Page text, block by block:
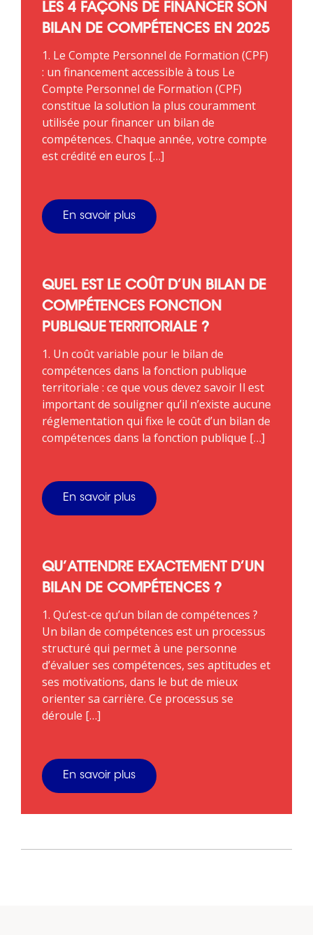
LES 4 FAÇONS DE FINANCER SON
BILAN DE COMPÉTENCES EN 2025
1. Le Compte Personnel de Formation (CPF)
: un financement accessible à tous Le
Compte Personnel de Formation (CPF)
constitue la solution la plus couramment
utilisée pour financer un bilan de
compétences. Chaque année, votre compte
est crédité en euros […]
En savoir plus
QUEL EST LE COÛT D’UN BILAN DE
COMPÉTENCES FONCTION
PUBLIQUE TERRITORIALE ?
1. Un coût variable pour le bilan de
compétences dans la fonction publique
territoriale : ce que vous devez savoir Il est
important de souligner qu’il n’existe aucune
réglementation qui fixe le coût d’un bilan de
compétences dans la fonction publique […]
En savoir plus
QU’ATTENDRE EXACTEMENT D’UN
BILAN DE COMPÉTENCES ?
1. Qu’est-ce qu’un bilan de compétences ?
Un bilan de compétences est un processus
structuré qui permet à une personne
d’évaluer ses compétences, ses aptitudes et
ses motivations, dans le but de mieux
orienter sa carrière. Ce processus se
déroule […]
En savoir plus